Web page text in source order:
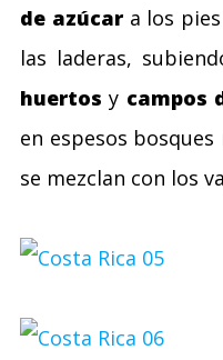
de azúcara los pies
las laderas,
huertos y campos
en espesos
se mezclan con los